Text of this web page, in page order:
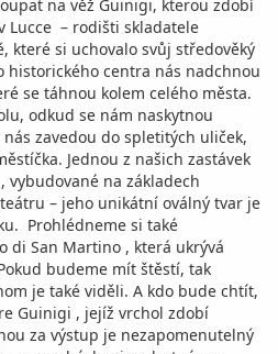
na věž Guinigi, kterou zdobí
Lucce – rodišti skladatele
které si uchovalo svůj středověký
historického centra nás nadchnou
se táhnou kolem celého města.
odkud se nám naskytnou
zavedou do spletitých uliček,
Jednou z našich zastávek
vybudované na základech
– jeho unikátní oválný tvar je
Prohlédneme si také
di San Martino , která ukrývá
budeme mít štěstí, tak
je také viděli. A kdo bude chtít,
Guinigi , jejíž vrchol zdobí
za výstup je nezapomenutelný